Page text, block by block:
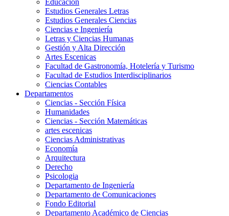
Educación
Estudios Generales Letras
Estudios Generales Ciencias
Ciencias e Ingeniería
Letras y Ciencias Humanas
Gestión y Alta Dirección
Artes Escenicas
Facultad de Gastronomía, Hotelería y Turismo
Facultad de Estudios Interdisciplinarios
Ciencias Contables
Departamentos
Ciencias - Sección Física
Humanidades
Ciencias - Sección Matemáticas
artes escenicas
Ciencias Administrativas
Economía
Arquitectura
Derecho
Psicologia
Departamento de Ingeniería
Departamento de Comunicaciones
Fondo Editorial
Departamento Académico de Ciencias